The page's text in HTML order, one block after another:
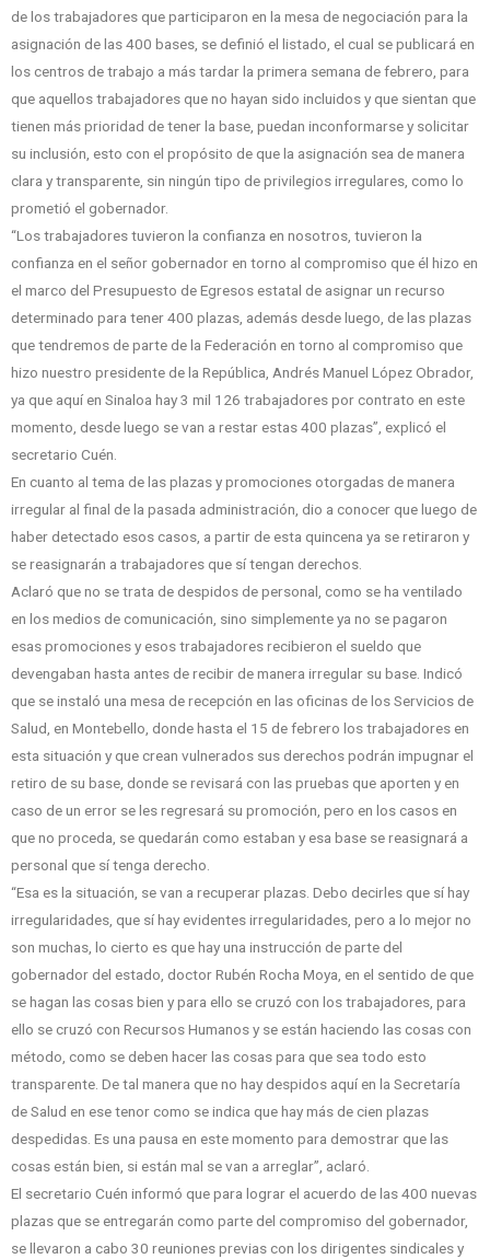
de los trabajadores que participaron en la mesa de negociación para la
asignación de las 400 bases, se definió el listado, el cual se publicará en
los centros de trabajo a más tardar la primera semana de febrero, para
que aquellos trabajadores que no hayan sido incluidos y que sientan que
tienen más prioridad de tener la base, puedan inconformarse y solicitar
su inclusión, esto con el propósito de que la asignación sea de manera
clara y transparente, sin ningún tipo de privilegios irregulares, como lo
prometió el gobernador.
“Los trabajadores tuvieron la confianza en nosotros, tuvieron la
confianza en el señor gobernador en torno al compromiso que él hizo en
el marco del Presupuesto de Egresos estatal de asignar un recurso
determinado para tener 400 plazas, además desde luego, de las plazas
que tendremos de parte de la Federación en torno al compromiso que
hizo nuestro presidente de la República, Andrés Manuel López Obrador,
ya que aquí en Sinaloa hay 3 mil 126 trabajadores por contrato en este
momento, desde luego se van a restar estas 400 plazas”, explicó el
secretario Cuén.
En cuanto al tema de las plazas y promociones otorgadas de manera
irregular al final de la pasada administración, dio a conocer que luego de
haber detectado esos casos, a partir de esta quincena ya se retiraron y
se reasignarán a trabajadores que sí tengan derechos.
Aclaró que no se trata de despidos de personal, como se ha ventilado
en los medios de comunicación, sino simplemente ya no se pagaron
esas promociones y esos trabajadores recibieron el sueldo que
devengaban hasta antes de recibir de manera irregular su base. Indicó
que se instaló una mesa de recepción en las oficinas de los Servicios de
Salud, en Montebello, donde hasta el 15 de febrero los trabajadores en
esta situación y que crean vulnerados sus derechos podrán impugnar el
retiro de su base, donde se revisará con las pruebas que aporten y en
caso de un error se les regresará su promoción, pero en los casos en
que no proceda, se quedarán como estaban y esa base se reasignará a
personal que sí tenga derecho.
“Esa es la situación, se van a recuperar plazas. Debo decirles que sí hay
irregularidades, que sí hay evidentes irregularidades, pero a lo mejor no
son muchas, lo cierto es que hay una instrucción de parte del
gobernador del estado, doctor Rubén Rocha Moya, en el sentido de que
se hagan las cosas bien y para ello se cruzó con los trabajadores, para
ello se cruzó con Recursos Humanos y se están haciendo las cosas con
método, como se deben hacer las cosas para que sea todo esto
transparente. De tal manera que no hay despidos aquí en la Secretaría
de Salud en ese tenor como se indica que hay más de cien plazas
despedidas. Es una pausa en este momento para demostrar que las
cosas están bien, si están mal se van a arreglar”, aclaró.
El secretario Cuén informó que para lograr el acuerdo de las 400 nuevas
plazas que se entregarán como parte del compromiso del gobernador,
se llevaron a cabo 30 reuniones previas con los dirigentes sindicales y